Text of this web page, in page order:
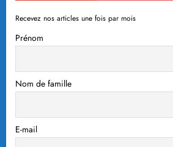
Recevez nos articles une fois par mois
Prénom
Nom de famille
E-mail